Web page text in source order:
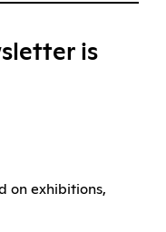
is
on exhibitions,